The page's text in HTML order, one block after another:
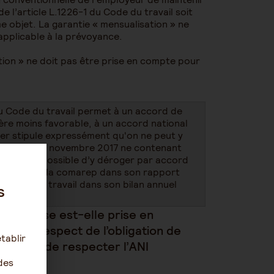
l’article L.1226-1 du Code du travail soit
objet. La garantie « mensualisation » ne
à la prévoyance.
» ne doit pas être prise en compte pour
Code du travail permet à un accord de
moins favorable, à un accord national
stipule expressément qu'on ne peut y
du 17 novembre 2017 ne contenant
être possible d’y déroger par accord
par la comarep dans son rapport
du travail dans son bilan annuel
est-elle prise en
du respect de l’obligation de
afin de respecter l’ANI